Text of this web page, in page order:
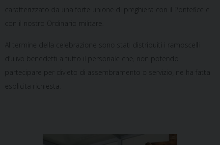
caratterizzato da una forte unione di preghiera con il Pontefice e
con il nostro Ordinario militare.
Al termine della celebrazione sono stati distribuiti i ramoscelli
d’ulivo benedetti a tutto il personale che, non potendo
partecipare per divieto di assembramento o servizio, ne ha fatta
esplicita richiesta.